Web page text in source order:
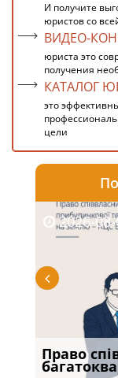
И получите
юристов со
ВИДЕО-
юриста это
получения
КАТАЛОГ
это
цели
2026-08-
Право